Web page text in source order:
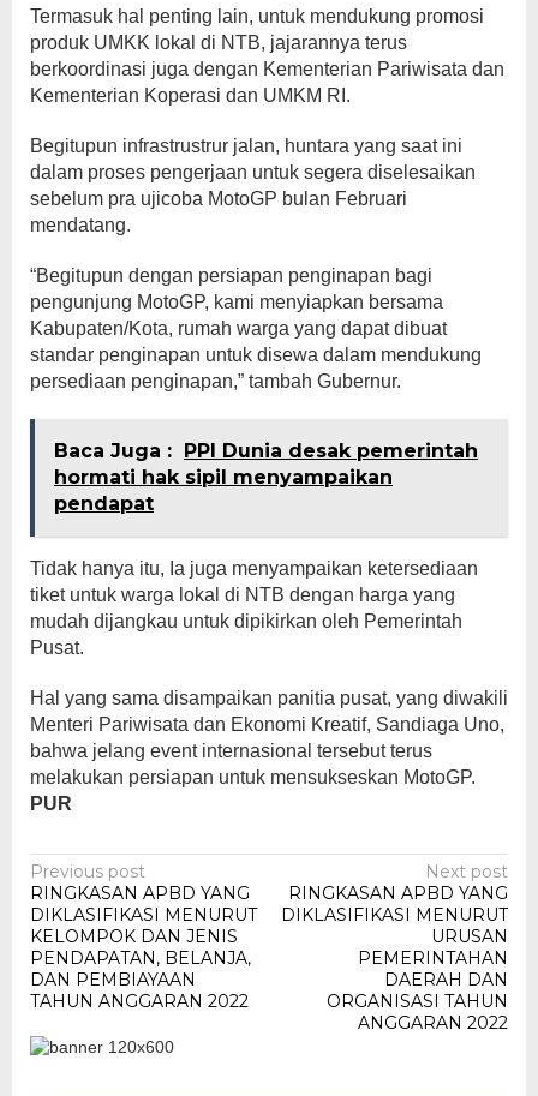
Termasuk hal penting lain, untuk mendukung promosi
produk UMKK lokal di NTB, jajarannya terus
berkoordinasi juga dengan Kementerian Pariwisata dan
Kementerian Koperasi dan UMKM RI.
Begitupun infrastrustrur jalan, huntara yang saat ini
dalam proses pengerjaan untuk segera diselesaikan
sebelum pra ujicoba MotoGP bulan Februari
mendatang.
“Begitupun dengan persiapan penginapan bagi
pengunjung MotoGP, kami menyiapkan bersama
Kabupaten/Kota, rumah warga yang dapat dibuat
standar penginapan untuk disewa dalam mendukung
persediaan penginapan,” tambah Gubernur.
Baca Juga :
PPI Dunia desak pemerintah
hormati hak sipil menyampaikan
pendapat
Tidak hanya itu, Ia juga menyampaikan ketersediaan
tiket untuk warga lokal di NTB dengan harga yang
mudah dijangkau untuk dipikirkan oleh Pemerintah
Pusat.
Hal yang sama disampaikan panitia pusat, yang diwakili
Menteri Pariwisata dan Ekonomi Kreatif, Sandiaga Uno,
bahwa jelang event internasional tersebut terus
melakukan persiapan untuk mensukseskan MotoGP.
PUR
Post
navigation
Previous post
RINGKASAN APBD YANG
DIKLASIFIKASI MENURUT
KELOMPOK DAN JENIS
PENDAPATAN, BELANJA,
DAN PEMBIAYAAN
TAHUN ANGGARAN 2022
Next post
RINGKASAN APBD YANG
DIKLASIFIKASI MENURUT
URUSAN
PEMERINTAHAN
DAERAH DAN
ORGANISASI TAHUN
ANGGARAN 2022